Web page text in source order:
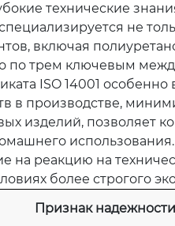
технические
не
включая
трем ключевым
ISO 14001
в производстве,
изделий, позволяет
использования.
на реакцию на
более строгого
Признак